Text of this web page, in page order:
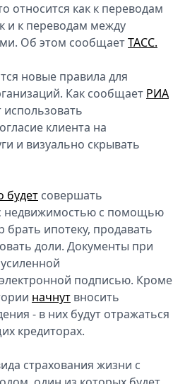
относится как к переводам
и к переводам между
Об этом сообщаетТАСС.
новые правила для
Как сообщает РИА
использовать
клиента на
и визуально скрывать
будет совершать
недвижимостью с помощью
ипотеку, продавать
доли. Документы при
подписью. Кроме
начнут вносить
- в них будут отражаться
кредиторах.
страхования жизни с